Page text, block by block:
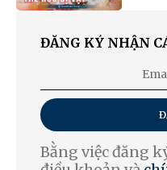
ĐĂNG KÝ NHẬN
Bằng việc đăng